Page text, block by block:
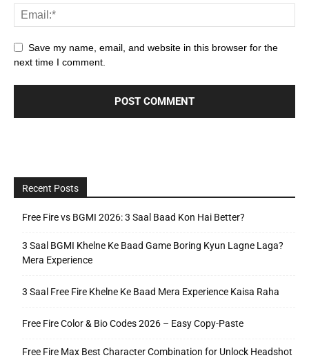
Save my name, email, and website in this browser for the
next time I comment.
Recent Posts
Free Fire vs BGMI 2026: 3 Saal Baad Kon Hai Better?
3 Saal BGMI Khelne Ke Baad Game Boring Kyun Lagne Laga?
Mera Experience
3 Saal Free Fire Khelne Ke Baad Mera Experience Kaisa Raha
Free Fire Color & Bio Codes 2026 – Easy Copy-Paste
Free Fire Max Best Character Combination for Unlock Headshot